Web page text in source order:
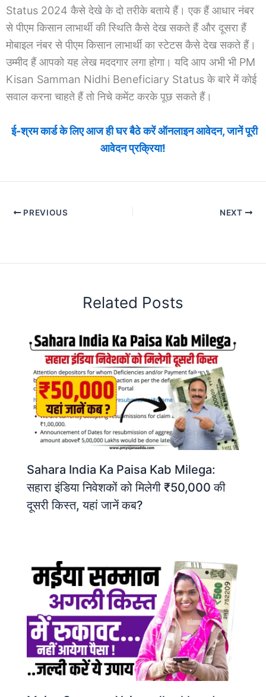
Status 2024 कैसे देखे के दो तरीके बताये हैं। एक हैं आधार नंबर
से पीएम किसान लाभार्थी की स्थिति कैसे देख सकते हैं और दूसरा हैं
मोबाइल नंबर से पीएम किसान लाभार्थी का स्टेटस कैसे देख सकते हैं।
उम्मीद हैं आपको यह लेख मददगार लगा होगा। यदि आप अभी भी PM
Kisan Samman Nidhi Beneficiary Status के बारे में कोई
सवाल करना चाहते हैं तो निचे कमेंट करके पूछ सकते हैं।
ई-श्रम कार्ड के लिए आज ही घर बैठे करें ऑनलाइन आवेदन, जानें पूरी
आवेदन प्रक्रिया!
PREVIOUS NEXT
Related Posts
Sahara India Ka Paisa Kab Milega:
सहारा इंडिया निवेशकों को मिलेगी ₹50,000 की
दूसरी किस्त, यहां जानें कब?